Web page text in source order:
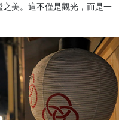
美。這不僅是觀光，而是一